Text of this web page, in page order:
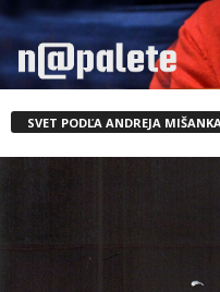
SVET PODĽA ANDREJA MIŠANKA